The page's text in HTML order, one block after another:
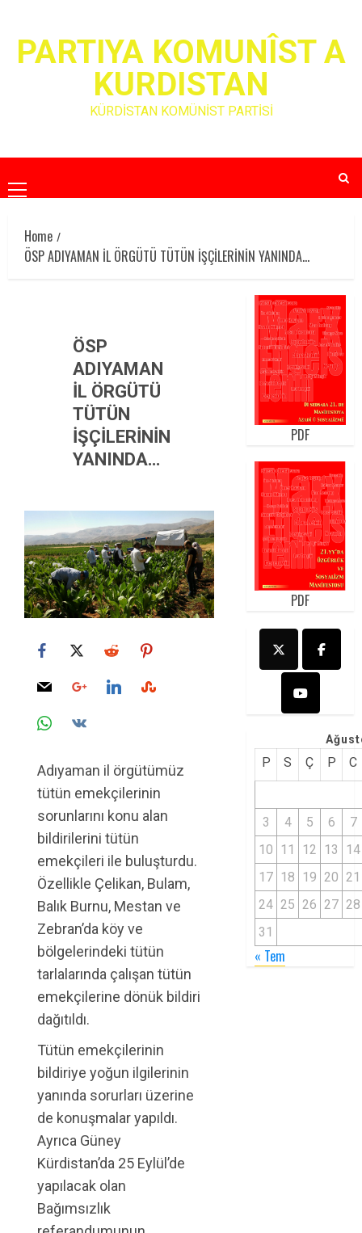
contentPARTIYA KOMUNÎST A
KURDISTAN
KÜRDİSTAN KOMÜNİST PARTİSİ
Primary
Menu
Home
ÖSP ADIYAMAN İL ÖRGÜTÜ TÜTÜN İŞÇİLERİNİN YANINDA…
ÖSP
ADIYAMAN
İL ÖRGÜTÜ
TÜTÜN
İŞÇİLERİNİN
YANINDA…
Adıyaman il örgütümüz
tütün emekçilerinin
sorunlarını konu alan
bildirilerini tütün
emekçileri ile buluşturdu.
Özellikle Çelikan, Bulam,
Balık Burnu, Mestan ve
Zebran’da köy ve
bölgelerindeki tütün
tarlalarında çalışan tütün
emekçilerine dönük bildiri
dağıtıldı.
Tütün emekçilerinin
bildiriye yoğun ilgilerinin
yanında sorurları üzerine
de konuşmalar yapıldı.
Ayrıca Güney
Kürdistan’da 25 Eylül’de
yapılacak olan
Bağımsızlık
PDF
PDF
P S Ç P C
3 4 5 6
7
10 11 12 13
14
17 18 19 20 21
24 25 26 27 28
31
« Tem